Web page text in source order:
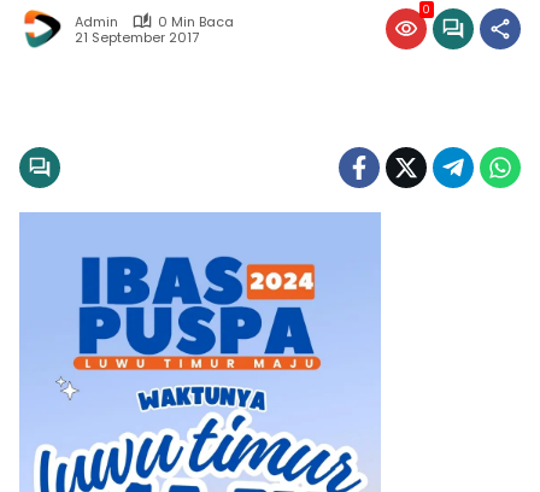
Admin
0 Min Baca
21 September 2017
0